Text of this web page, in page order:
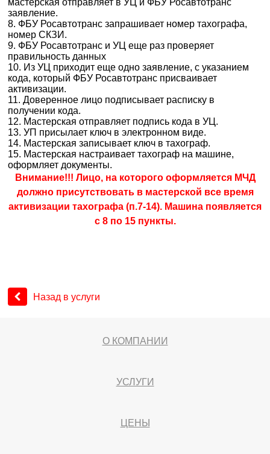
мастерская отправляет в УЦ и ФБУ Росавтотранс
заявление.
8. ФБУ Росавтотранс запрашивает номер тахографа,
номер СКЗИ.
9. ФБУ Росавтотранс и УЦ еще раз проверяет
правильность данных
10. Из УЦ приходит еще одно заявление, с указанием
кода, который ФБУ Росавтотранс присваивает
активизации.
11. Доверенное лицо подписывает расписку в
получении кода.
12. Мастерская отправляет подпись кода в УЦ.
13. УП присылает ключ в электронном виде.
14. Мастерская записывает ключ в тахограф.
15. Мастерская настраивает тахограф на машине,
оформляет документы.
Внимание!!! Лицо, на которого оформляется МЧД
должно присутствовать в мастерской все время
активизации тахографа (п.7-14). Машина появляется
с 8 по 15 пункты.
Назад в услуги
О КОМПАНИИ
УСЛУГИ
ЦЕНЫ